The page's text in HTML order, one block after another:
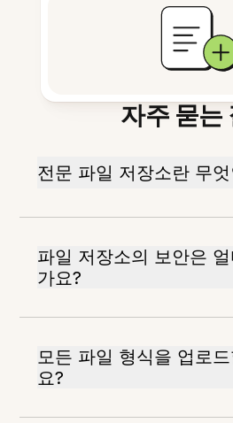
자주 묻는
전문 파일 저장소란 무
파일 저장소의 보안은
가요?
모든 파일 형식을 업로
요?